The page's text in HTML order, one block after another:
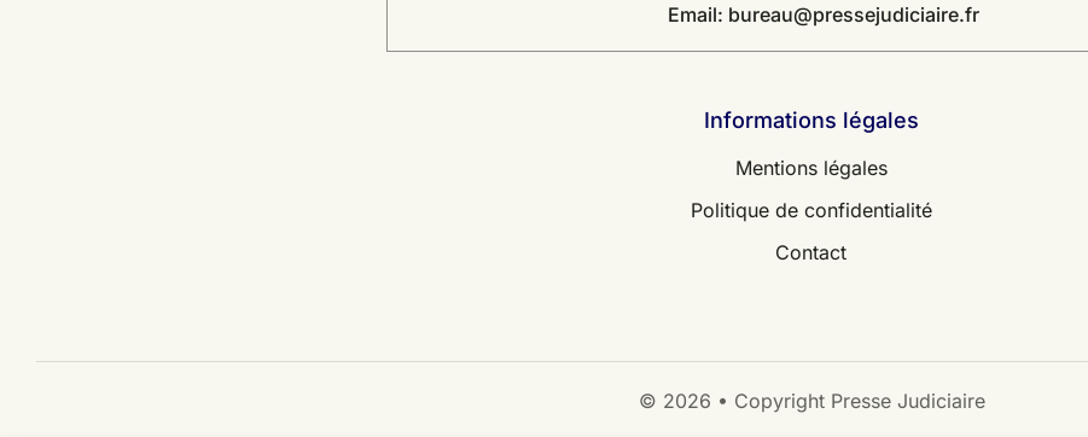
Email: bureau@pressejudiciaire.fr
Informations légales
Mentions légales
Politique de confidentialité
Contact
© 2026 • Copyright Presse Judiciaire